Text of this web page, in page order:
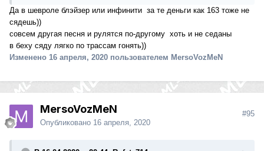
Да в шевроле блэйзер или инфинити за те деньги как 163 тоже не
сядешь))
совсем другая песня и рулятся по-другому хоть и не седаны
в беху сяду лягко по трассам гонять))
Изменено 16 апреля, 2020 пользователем MersoVozMeN
MersoVozMeN
Опубликовано 16 апреля, 2020
#95